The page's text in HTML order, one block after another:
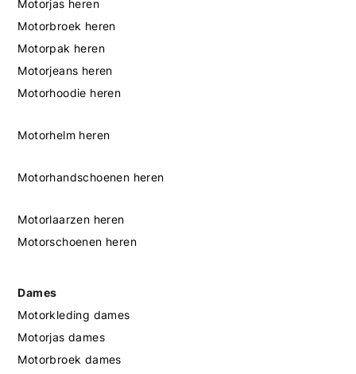
Motorjas heren
Motorbroek heren
Motorpak heren
Motorjeans heren
Motorhoodie heren
Motorhelm heren
Motorhandschoenen heren
Motorlaarzen heren
Motorschoenen heren
Dames
Motorkleding dames
Motorjas dames
Motorbroek dames